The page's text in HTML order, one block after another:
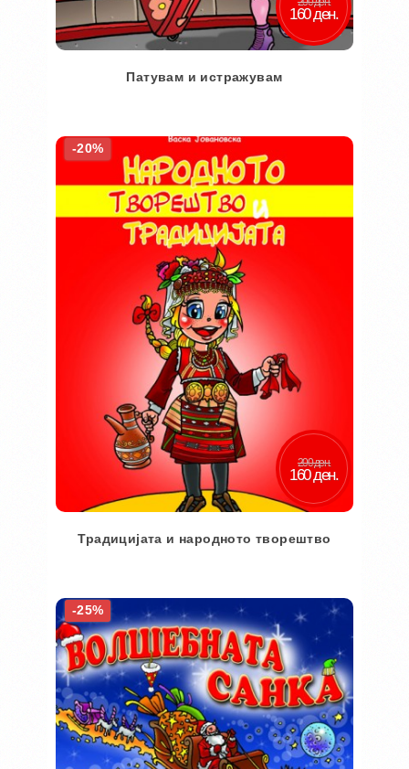
160 ден.
Патувам и истражувам
Во кошничка
Додај во желби
Додај за споредба
-20%
200 ден.
160 ден.
Традицијата и народното творештво
Во кошничка
Додај во желби
Додај за споредба
-25%